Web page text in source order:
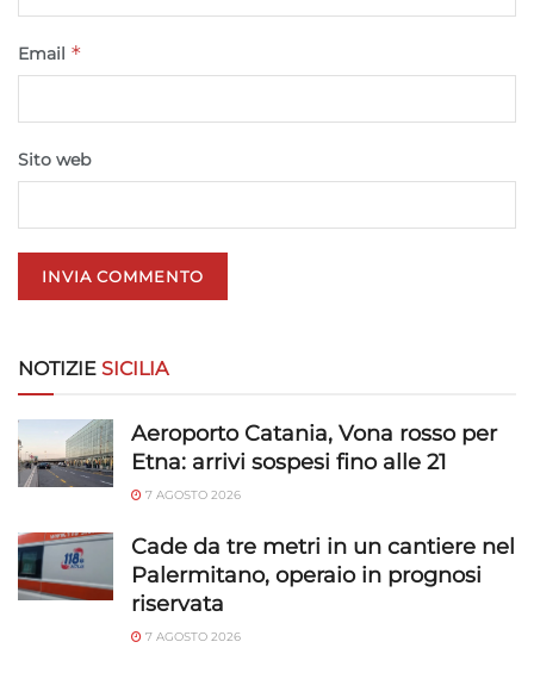
dei contenuti, Utilizzare profili per la selezione di contenuti
Funzionalità
Identificare i dispositivi in base alle informazioni
Riconoscere i dispositivi in base a informazioni
Garantire la sicurezza, prevenire e
rilevare frodi, correggere errori, Erogare
Salvare e comunicare le scelte sulla
privacy.
Email *
Sito web
NOTIZIE SICILIA
Aeroporto Catania, Vona rosso per
Etna: arrivi sospesi fino alle 21
7 AGOSTO 2026
Cade da tre metri in un cantiere nel
Palermitano, operaio in prognosi
riservata
7 AGOSTO 2026